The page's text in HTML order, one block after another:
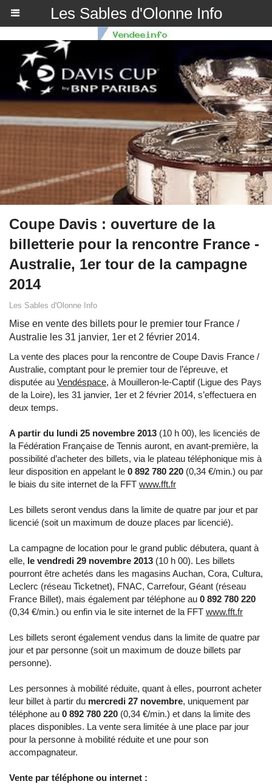
Les Sables d'Olonne Info
Coupe Davis : ouverture de la
billetterie pour la rencontre France -
Australie, 1er tour de la campagne
2014
Les Sables d'Olonne Info
Mise en vente des billets pour le premier tour France /
Australie les 31 janvier, 1er et 2 février 2014.
La vente des places pour la rencontre de Coupe Davis France /
Australie, comptant pour le premier tour de l’épreuve, et
disputée au Vendéspace, à Mouilleron-le-Captif (Ligue des Pays
de la Loire), les 31 janvier, 1er et 2 février 2014, s’effectuera en
deux temps.
A partir du lundi 25 novembre 2013 (10 h 00), les licenciés de
la Fédération Française de Tennis auront, en avant-première, la
possibilité d’acheter des billets, via le plateau téléphonique mis à
leur disposition en appelant le 0 892 780 220 (0,34 €/min.) ou par
le biais du site internet de la FFT www.fft.fr
Les billets seront vendus dans la limite de quatre par jour et par
licencié (soit un maximum de douze places par licencié).
La campagne de location pour le grand public débutera, quant à
elle, le vendredi 29 novembre 2013 (10 h 00). Les billets
pourront être achetés dans les magasins Auchan, Cora, Cultura,
Leclerc (réseau Ticketnet), FNAC, Carrefour, Géant (réseau
France Billet), mais également par téléphone au 0 892 780 220
(0,34 €/min.) ou enfin via le site internet de la FFT www.fft.fr
Les billets seront également vendus dans la limite de quatre par
jour et par personne (soit un maximum de douze billets par
personne).
Les personnes à mobilité réduite, quant à elles, pourront acheter
leur billet à partir du mercredi 27 novembre, uniquement par
téléphone au 0 892 780 220 (0,34 €/min.) et dans la limite des
places disponibles. La vente sera limitée à une place par jour
pour la personne à mobilité réduite et une pour son
accompagnateur.
Vente par téléphone ou internet :